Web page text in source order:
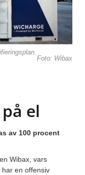
Foto: Wibax
el
av 100 procent
Wibax, vars
en offensiv